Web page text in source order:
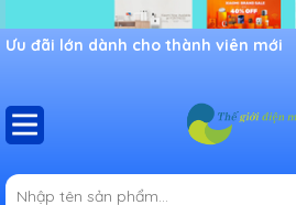
Ưu đãi lớn dành cho thành viên mới